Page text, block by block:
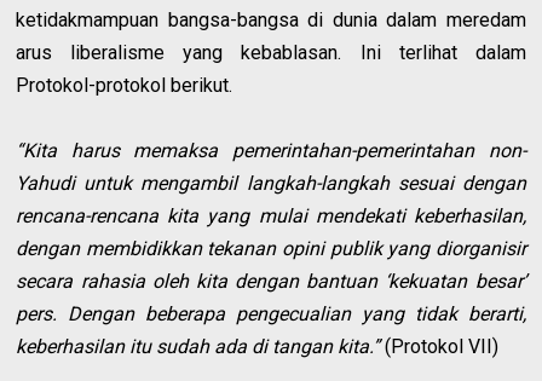
ketidakmampuan bangsa-bangsa di dunia dalam meredam
arus liberalisme yang kebablasan. Ini terlihat dalam
Protokol-protokol berikut.
“Kita harus memaksa pemerintahan-pemerintahan non-
Yahudi untuk mengambil langkah-langkah sesuai dengan
rencana-rencana kita yang mulai mendekati keberhasilan,
dengan membidikkan tekanan opini publik yang diorganisir
secara rahasia oleh kita dengan bantuan ‘kekuatan besar’
pers. Dengan beberapa pengecualian yang tidak berarti,
keberhasilan itu sudah ada di tangan kita.”(Protokol VII)